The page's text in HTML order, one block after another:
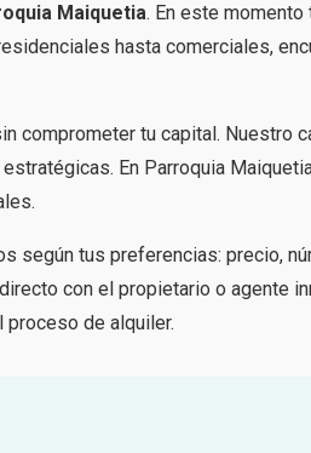
Maiquetia. En este momento
hasta comerciales,
comprometer tu capital. Nuestro
En Parroquia
según tus preferencias: precio,
con el propietario o agente
de alquiler.